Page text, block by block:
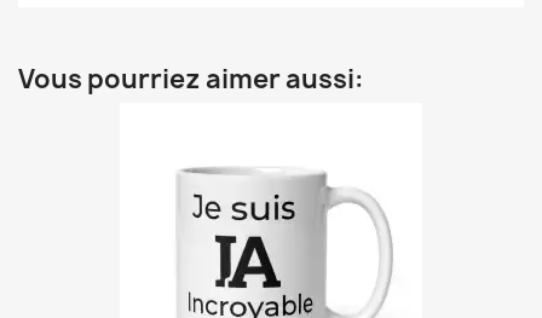
Vous pourriez aimer aussi: